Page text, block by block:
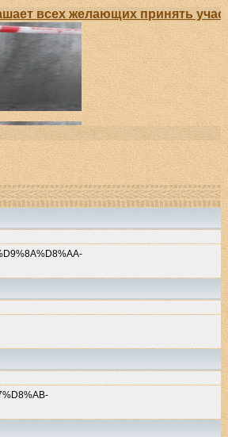
всех желающих принять